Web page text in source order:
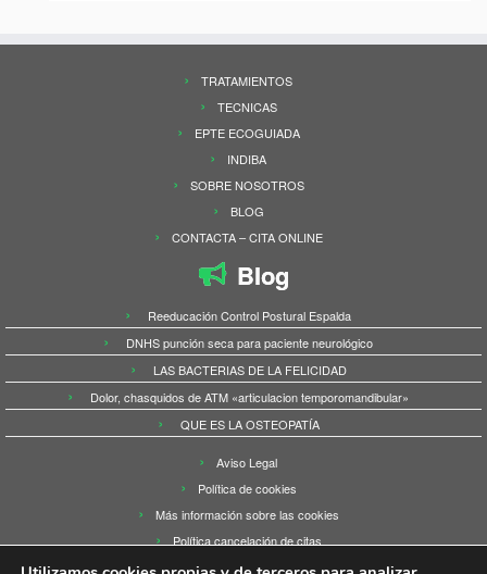
TRATAMIENTOS
TECNICAS
EPTE ECOGUIADA
INDIBA
SOBRE NOSOTROS
BLOG
CONTACTA – CITA ONLINE
Blog
Reeducación Control Postural Espalda
DNHS punción seca para paciente neurológico
LAS BACTERIAS DE LA FELICIDAD
Dolor, chasquidos de ATM «articulacion temporomandibular»
QUE ES LA OSTEOPATÍA
Aviso Legal
Política de cookies
Más información sobre las cookies
Política cancelación de citas